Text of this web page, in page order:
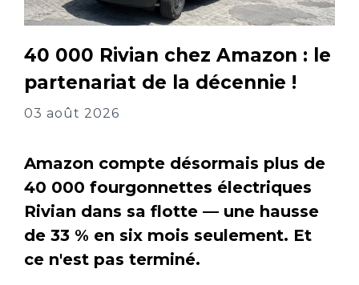
40 000 Rivian chez Amazon : le
partenariat de la décennie !
03 août 2026
Amazon compte désormais plus de
40 000 fourgonnettes électriques
Rivian dans sa flotte — une hausse
de 33 % en six mois seulement. Et
ce n'est pas terminé.